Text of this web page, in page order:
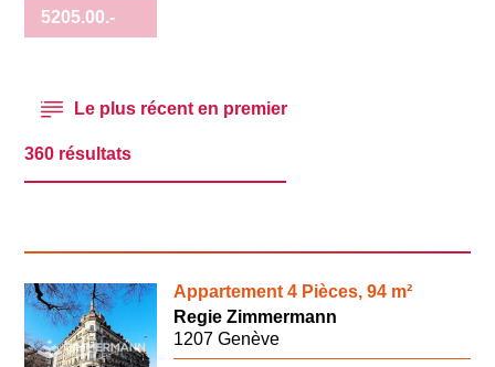
5205.00.-
360 résultats
Appartement 4 Pièces, 94 m²
Regie Zimmermann
1207 Genève